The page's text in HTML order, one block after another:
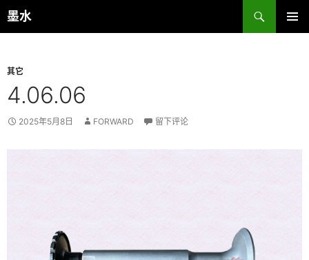
跳
至
墨水
搜
索
其它
4.06.06
2025年5月8日 FORWARD 留下评论